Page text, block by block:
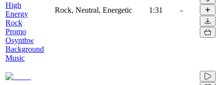
High
Energy
Rock
Promo
Osynthw
Background
Music
Rock, Neutral, Energetic 1:31 -